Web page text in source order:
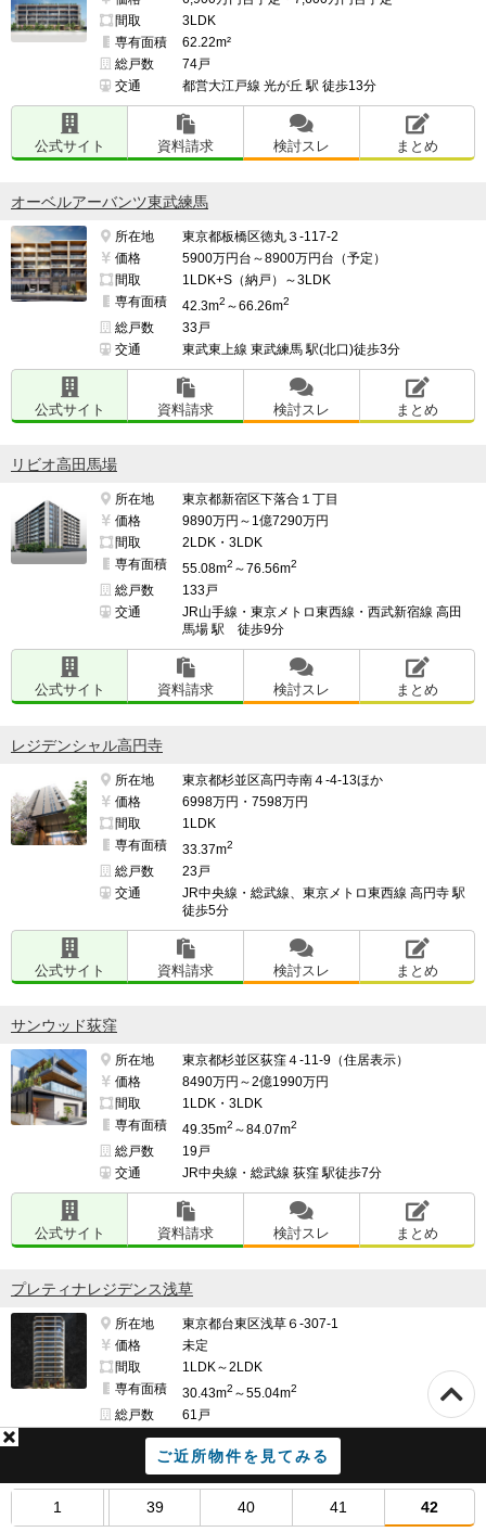
ご近所物件を見てみる
1 39 40 41 42
間取
3LDK
専有面積
62.22m²
総戸数
74戸
交通
都営大江戸線 光が丘 駅 徒歩13分
公式サイト 資料請求 検討スレ まとめ
オーベルアーバンツ東武練馬
所在地
東京都板橋区徳丸３-117-2
価格
5900万円台～8900万円台（予定）
間取
1LDK+S（納戸）～3LDK
専有面積
42.3m2 ～66.26m2
総戸数
33戸
交通
東武東上線 東武練馬 駅(北口)徒歩3分
公式サイト 資料請求 検討スレ まとめ
リビオ高田馬場
所在地
東京都新宿区下落合１丁目
価格
9890万円～1億7290万円
間取
2LDK・3LDK
専有面積
55.08m2 ～76.56m2
総戸数
133戸
交通
JR山手線・東京メトロ東西線・西武新宿線 高田
馬場 駅 徒歩9分
公式サイト 資料請求 検討スレ まとめ
レジデンシャル高円寺
所在地
東京都杉並区高円寺南４-4-13ほか
価格
6998万円・7598万円
間取
1LDK
専有面積
33.37m2
総戸数
23戸
交通
JR中央線・総武線、東京メトロ東西線 高円寺 駅
徒歩5分
公式サイト 資料請求 検討スレ まとめ
サンウッド荻窪
所在地
東京都杉並区荻窪４-11-9（住居表示）
価格
8490万円～2億1990万円
間取
1LDK・3LDK
専有面積
49.35m2 ～84.07m2
総戸数
19戸
交通
JR中央線・総武線 荻窪 駅徒歩7分
公式サイト 資料請求 検討スレ まとめ
プレティナレジデンス浅草
所在地
東京都台東区浅草６-307-1
価格
未定
間取
1LDK～2LDK
専有面積
30.43m2 ～55.04m2
総戸数
61戸
東京メトロ銀座線 浅草 駅徒歩10分